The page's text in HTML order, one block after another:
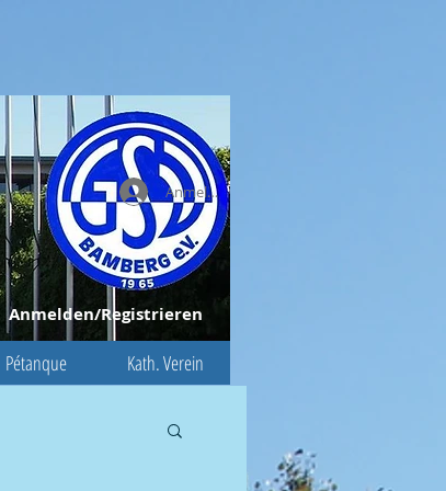
Anmelden/Registrieren
Pétanque Kath. Verein
Anmelden